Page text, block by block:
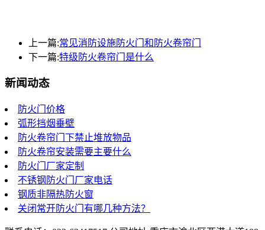
上一篇:常见消防设施防火门和防火卷帘门
下一篇:特级防火卷帘门是什么
新闻动态
防火门价格
弧形挡烟垂壁
防火卷帘门下禁止堆放物品
防火卷帘安装需要主要什么
防火门厂家定制
不锈钢防火门厂家电话
钢质非隔热防火窗
关闭常开防火门有哪几种方法？